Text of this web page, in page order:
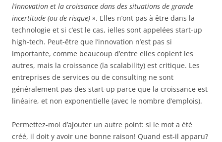
l’innovation et la croissance dans des situations de grande
incertitude (ou de risque) ». Elles n’ont pas à être dans la
technologie et si c’est le cas, ielles sont appelées start-up
high-tech. Peut-être que l’innovation n’est pas si
importante, comme beaucoup d’entre elles copient les
autres, mais la croissance (la scalability) est critique. Les
entreprises de services ou de consulting ne sont
généralement pas des start-up parce que la croissance est
linéaire, et non exponentielle (avec le nombre d’emplois).
Permettez-moi d’ajouter un autre point: si le mot a été
créé, il doit y avoir une bonne raison! Quand est-il apparu?